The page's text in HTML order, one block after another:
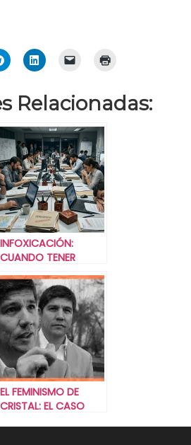
Relacionadas:
INFOXICACIÓN:
CUANDO TENER
DEMASIADA
INFORMACIÓN ES TAN
PELIGROSO COMO
NO TENER NINGUNA
EL FEMINISMO DE
CRISTAL: EL CASO